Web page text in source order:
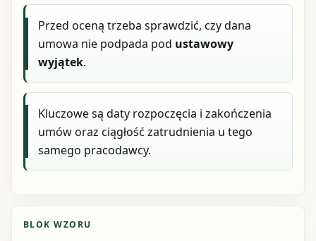
Przed oceną trzeba sprawdzić, czy dana
umowa nie podpada pod ustawowy
wyjątek.
Kluczowe są daty rozpoczęcia i zakończenia
umów oraz ciągłość zatrudnienia u tego
samego pracodawcy.
BLOK WZORU